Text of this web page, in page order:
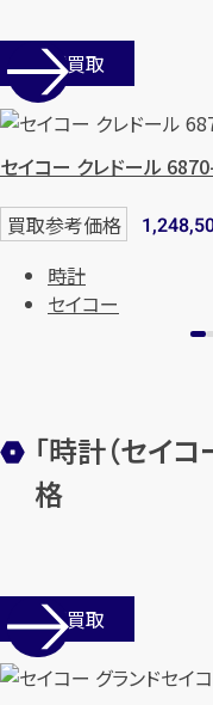
店舗買取
セイコー クレドール
買取参考価格
時計
セイコー
「時計（セイ
格
店舗買取